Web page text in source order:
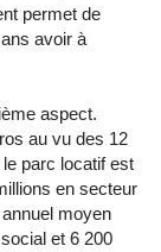
permet de
avoir à
aspect.
au vu des 12
parc locatif est
en secteur
moyen
et 6 200